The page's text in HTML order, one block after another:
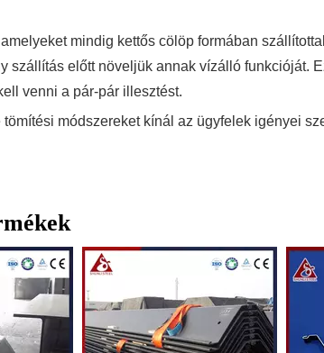
mindig kettős cölöp formában
szállítás előtt növeljük annak vízálló funkcióját.
venni a pár-pár illesztést.
módszereket kínál az ügyfelek igényei